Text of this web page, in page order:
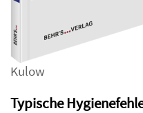
Kulow
Typische